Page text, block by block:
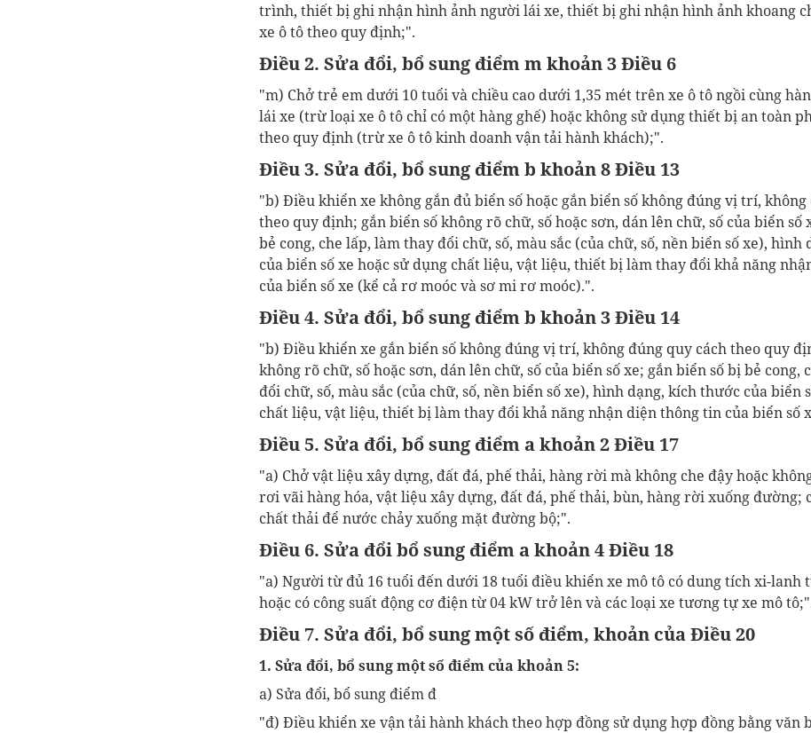
trình, thiết bị ghi nhận hình ảnh người lái xe, thiết bị ghi nhận hình ảnh khoang
xe ô tô theo quy định;".
Điều 2. Sửa đổi, bổ sung điểm m khoản 3 Điều 6
"m) Chở trẻ em dưới 10 tuổi và chiều cao dưới 1,35 méttrên xe ô tô ngồi cùng
lái xe (trừ loại xe ô tô chỉ có một hàng ghế) hoặc không sử dụng thiết bị an toàn
theo quy định (trừ xe ô tô kinh doanh vận tải hành khách);".
Điều 3. Sửa đổi, bổ sung điểm b khoản 8 Điều 13
"b) Điều khiển xe không gắn đủ biển số hoặc gắn biển số không đúng vị trí,
theo quy định; gắn biển số không rõ chữ, số hoặc sơn, dán lên chữ, số của biển số
bẻ cong, che lấp, làm thay đổi chữ, số, màu sắc (của chữ, số, nền biển số xe),
của biển số xe hoặc sử dụng chất liệu, vật liệu, thiết bị làm thay đổi khả năng
của biển số xe (kể cả rơ moóc và sơ mi rơ moóc).".
Điều 4. Sửa đổi, bổ sung điểm b khoản 3 Điều 14
"b) Điều khiển xe gắn biển số không đúng vị trí, không đúng quy cách theo quy
không rõ chữ, số hoặc sơn, dán lên chữ, số của biển số xe; gắn biển số bị bẻ cong,
đổi chữ, số, màu sắc (của chữ, số, nền biển số xe), hình dạng, kích thước của biển
chất liệu, vật liệu, thiết bị làm thay đổi khả năng nhận diện thông tin của biển số
Điều 5. Sửa đổi, bổ sung điểm a khoản 2 Điều 17
"a) Chởvật liệu xây dựng, đất đá, phế thải, hàng rời mà không che đậy hoặc
rơi vãi hàng hóa, vật liệu xây dựng, đất đá, phế thải, bùn, hàng rờixuống đường;
chất thải để nước chảy xuống mặt đường bộ;".
Điều 6. Sửa đổi bổ sung điểm a khoản 4 Điều 18
"a) Người từ đủ 16 tuổi đến dưới 18 tuổi điều khiển xe mô tô có dung tích xi-lanh
hoặc có công suất động cơ điện từ 04 kW trở lênvà các loại xe tương tự xe mô
Điều 7. Sửa đổi, bổ sung một số điểm, khoản của Điều 20
1. Sửa đổi, bổ sung một số điểm của khoản 5:
a) Sửa đổi, bổ sung điểm đ
"đ) Điều khiển xe vận tải hành khách theo hợp đồng sử dụng hợp đồng bằng văn